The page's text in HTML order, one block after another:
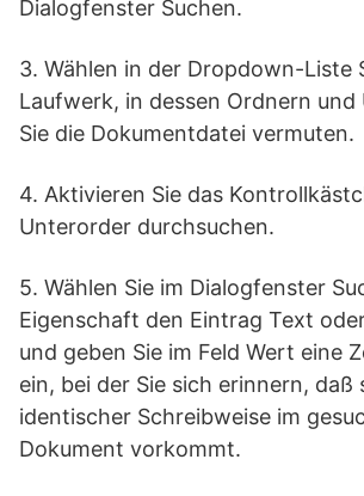
Dialogfenster Suchen.
3. Wählen in der Dropdown-Liste
Laufwerk, in dessen Ordnern
Sie die Dokumentdatei vermuten.
4. Aktivieren Sie das
Unterorder durchsuchen.
5. Wählen Sie im Dialogfenster
Eigenschaft den Eintrag Text
und geben Sie im Feld Wert eine
ein, bei der Sie sich erinnern, daß
identischer Schreibweise im
Dokument vorkommt.